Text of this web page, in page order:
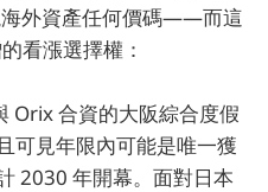
海外資產任何價碼——而這
看漲選擇權：
Orix 合資的大阪綜合度假
可見年限內可能是唯一獲
2030 年開幕。面對日本